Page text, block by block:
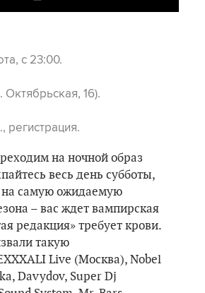
с 23:00.
Октябрьская, 16).
регистрация.
на ночной образ
весь день субботы,
на самую ожидаемую
– вас ждет вампирская
редакция» требует крови.
такую
Live (Москва), Nobel
Davydov, Super Dj